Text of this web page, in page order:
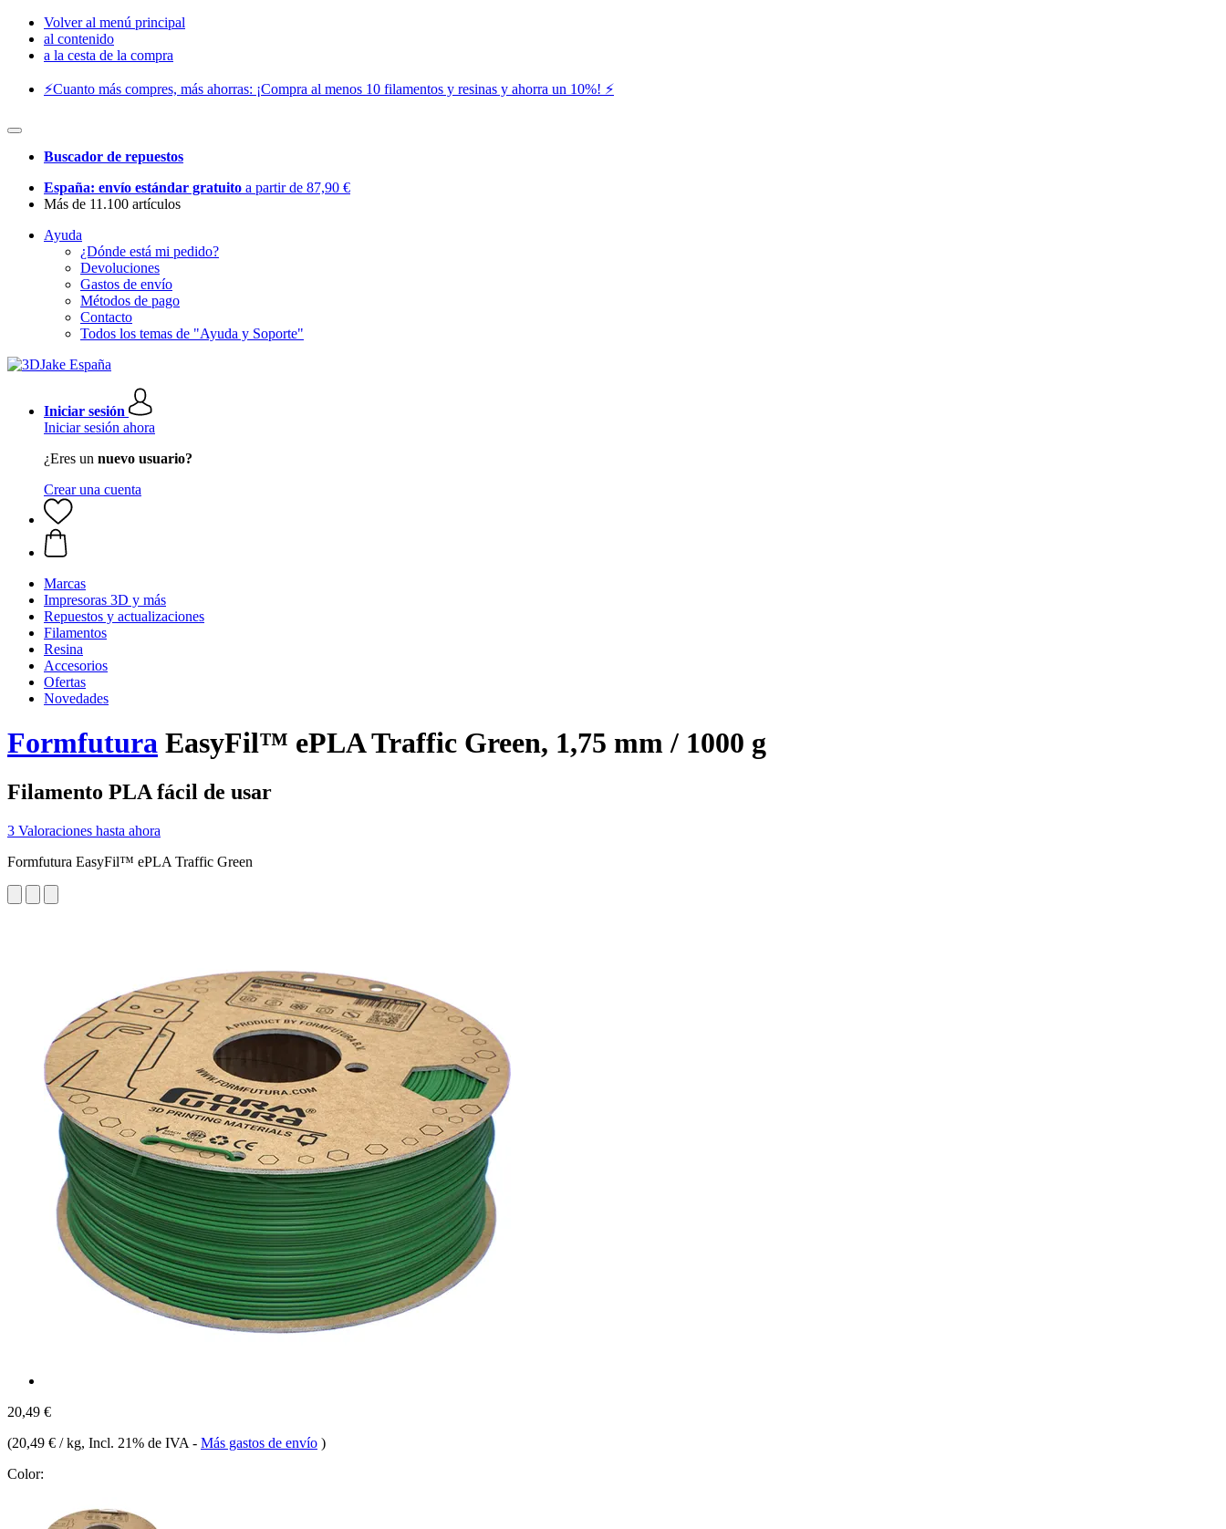
Volver al menú principal
al contenido
a la cesta de la compra
⚡️Cuanto más compres, más ahorras: ¡Compra al menos 10 filamentos y resinas y ahorra un 10%! ⚡️
Buscador de repuestos
España: envío estándar gratuito a partir de 87,90 €
Más de 11.100 artículos
Ayuda
¿Dónde está mi pedido?
Devoluciones
Gastos de envío
Métodos de pago
Contacto
Todos los temas de "Ayuda y Soporte"
Iniciar sesión
Iniciar sesión ahora
¿Eres un nuevo usuario?
Crear una cuenta
Marcas
Impresoras 3D y más
Repuestos y actualizaciones
Filamentos
Resina
Accesorios
Ofertas
Novedades
Formfutura EasyFil™ ePLA Traffic Green, 1,75 mm / 1000 g
Filamento PLA fácil de usar
3 Valoraciones hasta ahora
Formfutura EasyFil™ ePLA Traffic Green
20,49 €
(20,49 € / kg, Incl. 21% de IVA - Más gastos de envío )
Color: